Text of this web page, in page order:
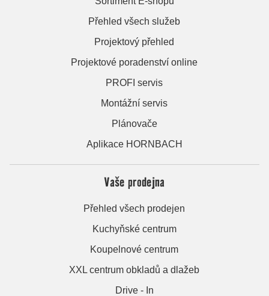
Přehled všech služeb
Projektový přehled
Projektové poradenství online
PROFI servis
Montážní servis
Plánovače
Aplikace HORNBACH
Vaše prodejna
Přehled všech prodejen
Kuchyňské centrum
Koupelnové centrum
XXL centrum obkladů a dlažeb
Drive - In